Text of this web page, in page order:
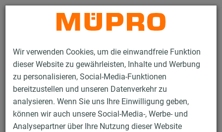
Wir verwenden Cookies, um die einwandfreie Funktion
dieser Website zu gewährleisten, Inhalte und Werbung
zu personalisieren, Social-Media-Funktionen
bereitzustellen und unseren Datenverkehr zu
analysieren. Wenn Sie uns Ihre Einwilligung geben,
können wir auch unsere Social-Media-, Werbe- und
Analysepartner über Ihre Nutzung dieser Website
Kontakt
Produkte Befestigungstechnik
Rohrschellen
Lüftungsschellen Typ S